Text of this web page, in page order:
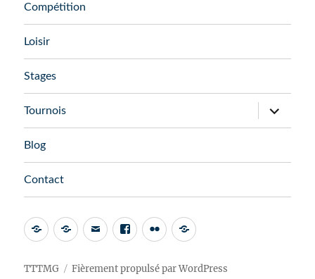
Compétition
Loisir
Stages
Tournois
Blog
Contact
TTTMG Fièrement propulsé par WordPress